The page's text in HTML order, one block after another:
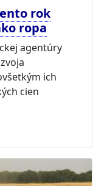
rok
ropa
agentúry
ich
cien